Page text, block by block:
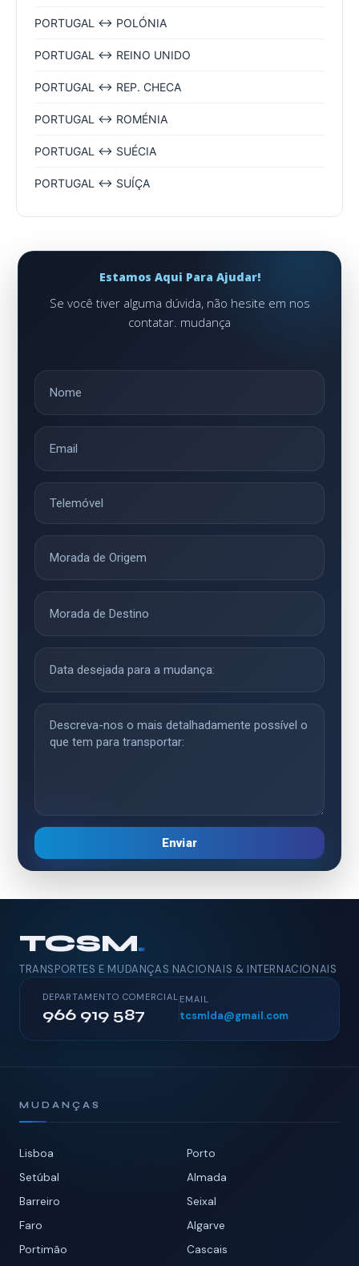
PORTUGAL ↔ POLÓNIA
PORTUGAL ↔ REINO UNIDO
PORTUGAL ↔ REP. CHECA
PORTUGAL ↔ ROMÉNIA
PORTUGAL ↔ SUÉCIA
PORTUGAL ↔ SUÍÇA
Estamos Aqui Para Ajudar!
Se você tiver alguma dúvida, não hesite em nos
contatar. mudança
Enviar
TCSM.
TRANSPORTES E MUDANÇAS NACIONAIS & INTERNACIONAIS
DEPARTAMENTO COMERCIAL
966 919 587
EMAIL
tcsmlda@gmail.com
MUDANÇAS
Lisboa
Porto
Setúbal
Almada
Barreiro
Seixal
Faro
Algarve
Portimão
Cascais